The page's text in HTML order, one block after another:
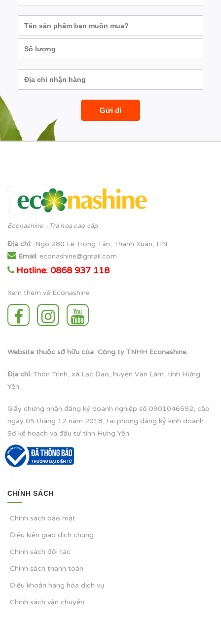
Econashine - Trà hoa cao cấp
Địa chỉ: Ngõ 280 Lê Trọng Tấn, Thanh Xuân, HN.
Email: econashine@gmail.com
Hotline: 0868 937 118
Xem thêm về Econashine
Website thuộc sở hữu của Công ty TNHH Econashine.
Địa chỉ: Thôn Trình, xã Lạc Đạo, huyện Văn Lâm, tỉnh Hưng
Yên.
Giấy chứng nhận đăng ký doanh nghiệp số 0901046592, cấp
ngày 05 tháng 12 năm 2018, tại phòng đăng ký kinh doanh,
Sở kế hoạch và đầu tư tỉnh Hưng Yên.
CHÍNH SÁCH
Chính sách bảo mật
Điều kiện giao dịch chung
Chính sách đối tác
Chính sách thanh toán
Điều khoản hàng hóa dịch vụ
Chính sách vận chuyển